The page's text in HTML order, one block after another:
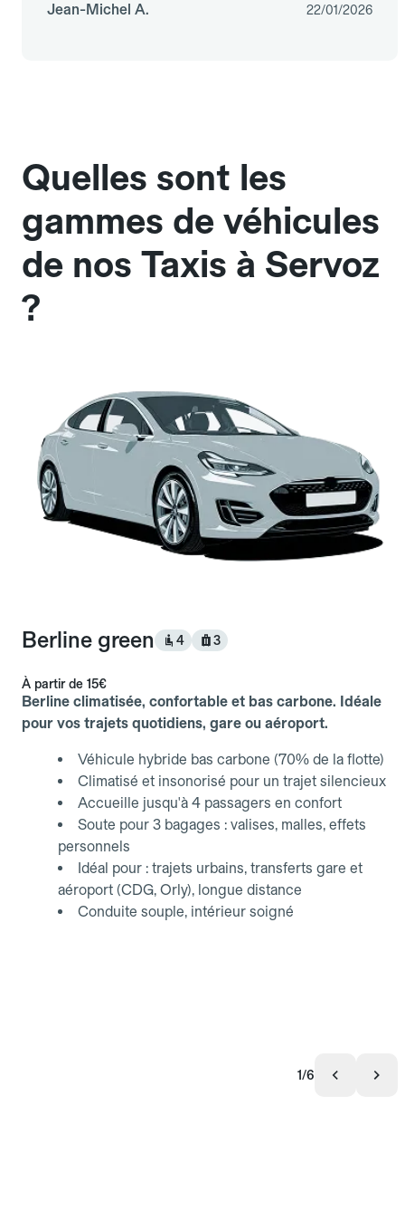
Jean-Michel A. 22/01/2026
Quelles sont les
gammes de véhicules
de nos Taxis à Servoz
?
Berline green 4 3
À partir de 15€
Berline climatisée, confortable et bas carbone. Idéale
pour vos trajets quotidiens, gare ou aéroport.
Véhicule hybride bas carbone (70% de la flotte)
Climatisé et insonorisé pour un trajet silencieux
Accueille jusqu'à 4 passagers en confort
Soute pour 3 bagages : valises, malles, effets
personnels
Idéal pour : trajets urbains, transferts gare et
aéroport (CDG, Orly), longue distance
Conduite souple, intérieur soigné
1/6